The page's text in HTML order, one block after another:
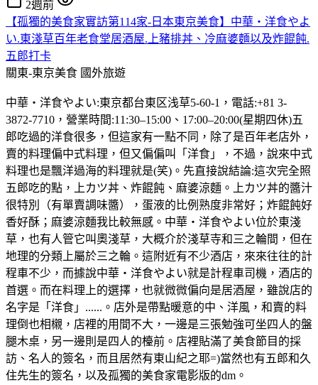
2週前
【孤獨的美食家實訪第114家-日本東京美食】中華・洋食やよ
い.東淺草百年老食堂居酒屋.上豬排丼、冷麻婆麵以及炸餛飩.
五郎打卡
關東-東京美食 國外旅遊
中華・洋食やよい:東京都台東区浅草5-60-1，電話:+81 3-
3872-7710，營業時間:11:30–15:00、17:00–20:00(星期四休)五
郎吃過的洋食很多，但這家有一點不同，除了是百年老店外，
賣的料理偏中式料理，但又偏偏叫「洋食」，不過，說來中式
料理也是飄洋過海的料理就是(笑)。先直接說結論:這次完全照
五郎吃的點，上カツ丼、炸餛飩、麻婆涼麵。上カツ丼的醬汁
很特別（有單賣調味醬），蛋液的比例熟度非常好；炸餛飩好
香好酥；麻婆涼麵我比較無感。中華・洋食やよい位於東淺
草，也有人管它叫奧淺草，大概介於淺草寺和三之輪間，但在
地理的分類上屬於三之輪。這附近有不少酒店，來來往往的計
程車不少，而據說中華・洋食やよい就是計程車司機，酒店的
首選。而在料理上的選擇，也就微微偏向是居酒屋，雖說店的
名字是「洋食」......。店外是帶點暖意的中、洋風，和賣的料
理倒也相櫬，店裡的用間不大，一邊是三張勉強可坐四人的盤
腿木桌，另一邊則是四人的檯前。店裡貼滿了美食節目的採
訪、名人的簽名，而且居然有東山紀之耶=)當然也有五郎和久
住先生的簽名，以及孤獨的美食家電影版的dm。